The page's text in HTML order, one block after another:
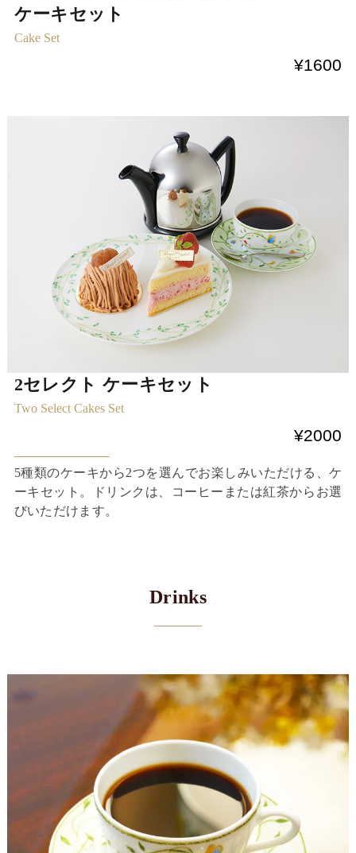
ケーキセット
Cake Set
¥1600
2セレクト ケーキセット
Two Select Cakes Set
¥2000
5種類のケーキから2つを選んでお楽しみいただける、ケ
ーキセット。ドリンクは、コーヒーまたは紅茶からお選
びいただけます。
Drinks